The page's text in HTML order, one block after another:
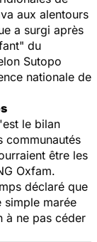
aux alentours
a surgi après
du
Sutopo
nationale de
le bilan
communautés
être les
Oxfam.
déclaré que
simple marée
à ne pas céder